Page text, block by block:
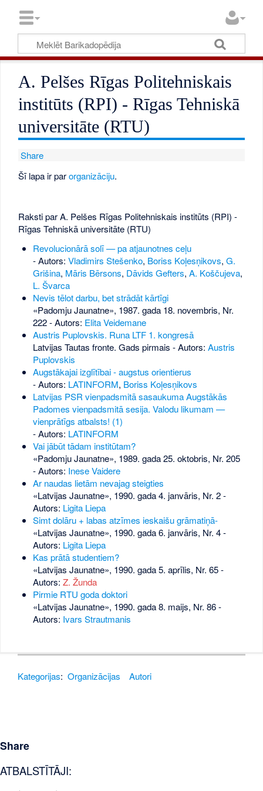
A. Pelšes Rīgas Politehniskais
institūts (RPI) - Rīgas Tehniskā
universitāte (RTU)
Share
Šī lapa ir parorganizāciju.
Raksti par A. Pelšes Rīgas Politehniskais institūts (RPI) -
Rīgas Tehniskā universitāte (RTU)
Revolucionārā solī — pa atjaunotnes ceļu
- Autors: Vladimirs Stešenko, Boriss Koļesņikovs, G.
Grišina, Māris Bērsons, Dāvids Gefters, A. Koščujeva,
L. Švarca
Nevis tēlot darbu, bet strādāt kārtīgi
«Padomju Jaunatne», 1987. gada 18. novembris, Nr.
222- Autors: Elita Veidemane
Austris Puplovskis. Runa LTF 1. kongresā
Latvijas Tautas fronte. Gads pirmais - Autors: Austris
Puplovskis
Augstākajai izglītībai - augstus orientierus
- Autors: LATINFORM, Boriss Koļesņikovs
Latvijas PSR vienpadsmitā sasaukuma Augstākās
Padomes vienpadsmitā sesija. Valodu likumam —
vienprātīgs atbalsts! (1)
- Autors: LATINFORM
Vai jābūt tādam institūtam?
«Padomju Jaunatne», 1989. gada 25. oktobris, Nr. 205
- Autors: Inese Vaidere
Ar naudas lietām nevajag steigties
«Latvijas Jaunatne», 1990. gada 4. janvāris, Nr. 2-
Autors: Ligita Liepa
Simt dolāru + labas atzīmes ieskaišu grāmatiņā-
«Latvijas Jaunatne», 1990. gada 6. janvāris, Nr. 4-
Autors: Ligita Liepa
Kas prātā studentiem?
«Latvijas Jaunatne», 1990. gada 5. aprīlis, Nr. 65-
Autors: Z. Žunda
Pirmie RTU goda doktori
«Latvijas Jaunatne», 1990. gada 8. maijs, Nr. 86-
Autors: Ivars Strautmanis
Kategorijas: Organizācijas Autori
Share
ATBALSTĪTĀJI: